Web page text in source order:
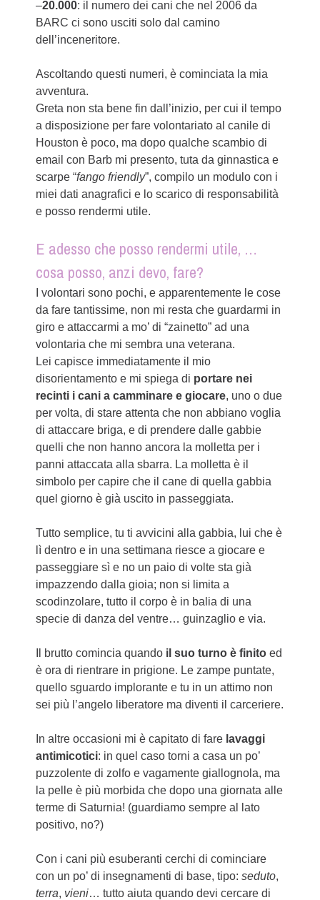
–20.000: il numero dei cani che nel 2006 da
BARC ci sono usciti solo dal camino
dell’inceneritore.
Ascoltando questi numeri, è cominciata la mia
avventura.
Greta non sta bene fin dall’inizio, per cui il tempo
a disposizione per fare volontariato al canile di
Houston è poco, ma dopo qualche scambio di
email con Barb mi presento, tuta da ginnastica e
scarpe “fango friendly”, compilo un modulo con i
miei dati anagrafici e lo scarico di responsabilità
e posso rendermi utile.
E adesso che posso rendermi utile, …
cosa posso, anzi devo, fare?
I volontari sono pochi, e apparentemente le cose
da fare tantissime, non mi resta che guardarmi in
giro e attaccarmi a mo’ di “zainetto” ad una
volontaria che mi sembra una veterana.
Lei capisce immediatamente il mio
disorientamento e mi spiega di portare nei
recinti i cani a camminare e giocare, uno o due
per volta, di stare attenta che non abbiano voglia
di attaccare briga, e di prendere dalle gabbie
quelli che non hanno ancora la molletta per i
panni attaccata alla sbarra. La molletta è il
simbolo per capire che il cane di quella gabbia
quel giorno è già uscito in passeggiata.
Tutto semplice, tu ti avvicini alla gabbia, lui che è
lì dentro e in una settimana riesce a giocare e
passeggiare sì e no un paio di volte sta già
impazzendo dalla gioia; non si limita a
scodinzolare, tutto il corpo è in balia di una
specie di danza del ventre… guinzaglio e via.
Il brutto comincia quando il suo turno è finito ed
è ora di rientrare in prigione. Le zampe puntate,
quello sguardo implorante e tu in un attimo non
sei più l’angelo liberatore ma diventi il carceriere.
In altre occasioni mi è capitato di fare lavaggi
antimicotici: in quel caso torni a casa un po’
puzzolente di zolfo e vagamente giallognola, ma
la pelle è più morbida che dopo una giornata alle
terme di Saturnia! (guardiamo sempre al lato
positivo, no?)
Con i cani più esuberanti cerchi di cominciare
con un po’ di insegnamenti di base, tipo:seduto,
terra, vieni… tutto aiuta quando devi cercare di